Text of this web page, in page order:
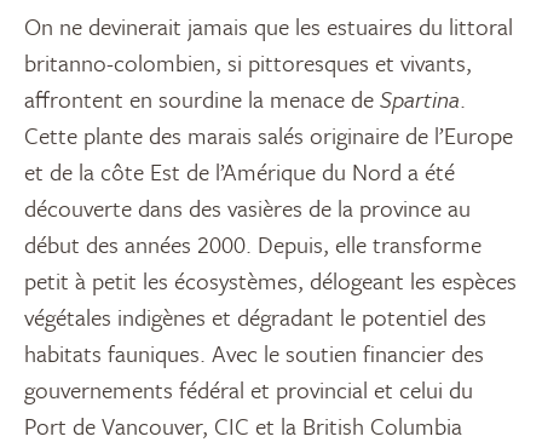
On ne devinerait jamais que les estuaires du littoral
britanno-colombien, si pittoresques et vivants,
affrontent en sourdine la menace deSpartina.
Cette plante des marais salés originaire de l’Europe
et de la côte Est de l’Amérique du Nord a été
découverte dans des vasières de la province au
début des années 2000. Depuis, elle transforme
petit à petit les écosystèmes, délogeant les espèces
végétales indigènes et dégradant le potentiel des
habitats fauniques. Avec le soutien financier des
gouvernements fédéral et provincial et celui du
Port de Vancouver, CIC et la British Columbia